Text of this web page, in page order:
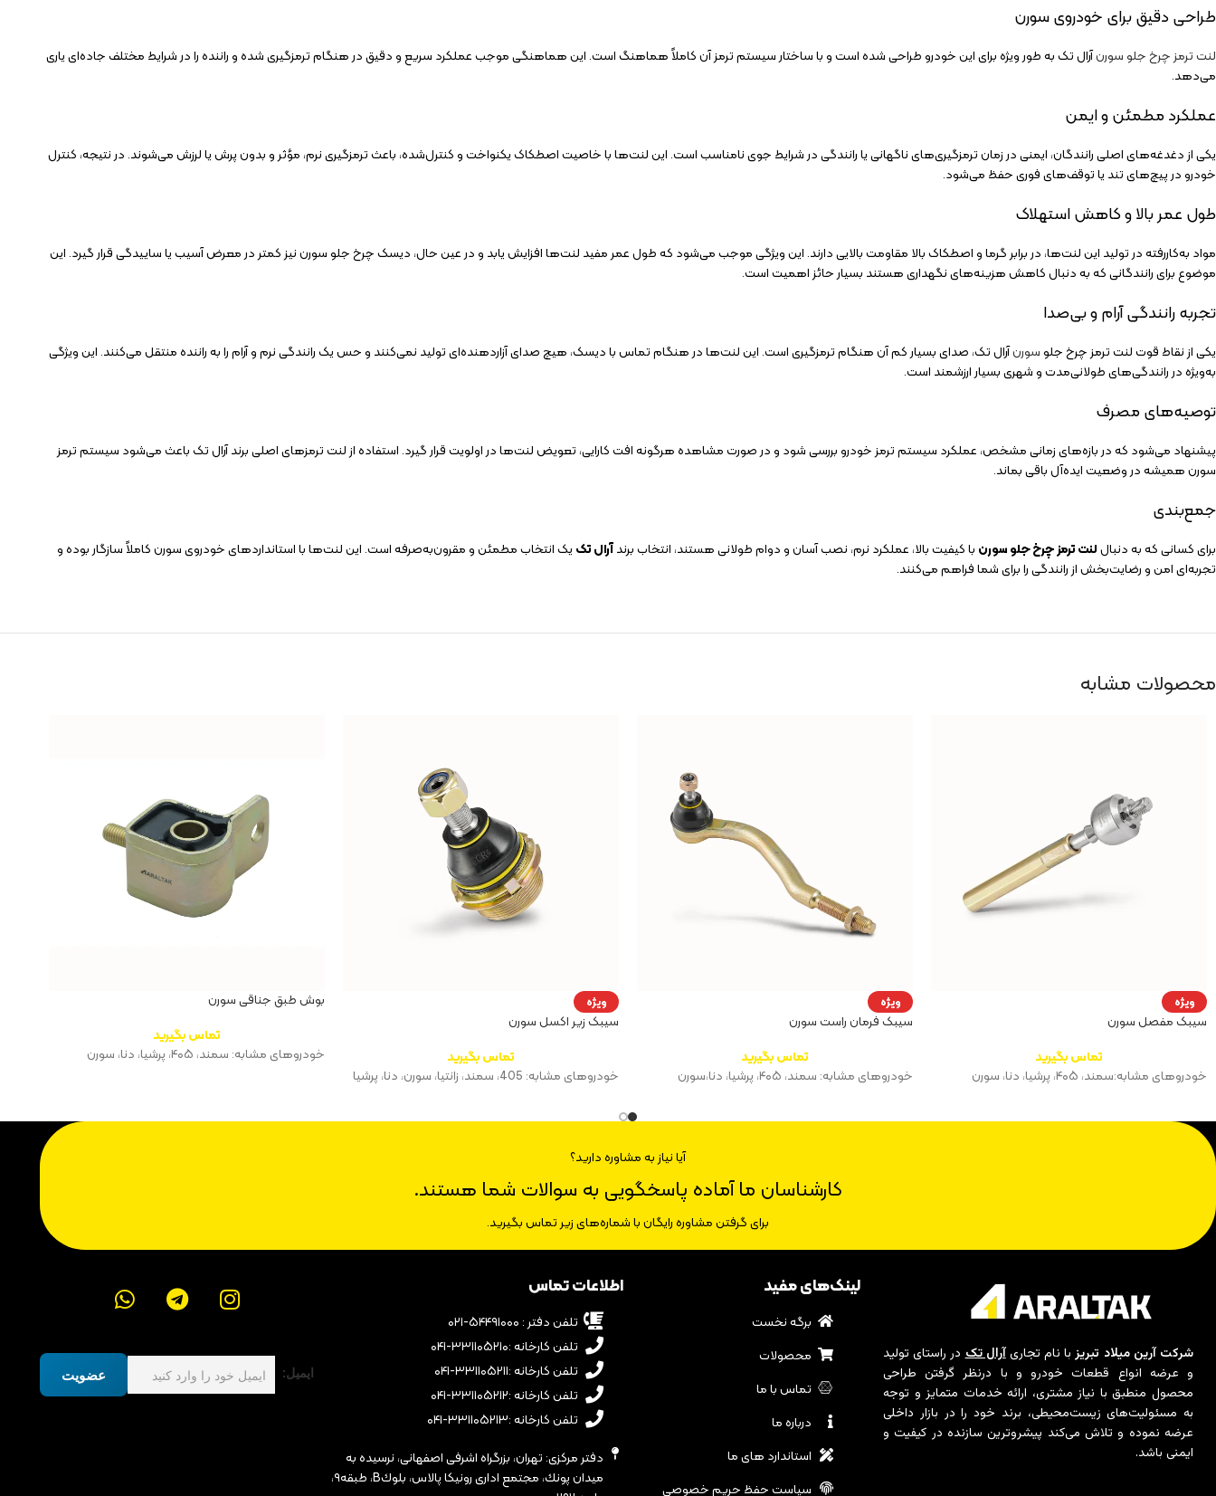
طراحی دقیق برای خودروی سورن
لنت ترمز چرخ جلو سورنآرال تک به طور ویژه برای این خودرو طراحی شده است و با ساختار سیستم ترمز آن کاملاً هماهنگ است. این هماهنگی موجب عملکرد سریع و دقیق در هنگام ترمزگیری شده و راننده را در شرایط مختلف جاده‌ای یاری
می‌دهد.
عملکرد مطمئن و ایمن
یکی از دغدغه‌های اصلی رانندگان، ایمنی در زمان ترمزگیری‌های ناگهانی یا رانندگی در شرایط جوی نامناسب است. این لنت‌ها با خاصیت اصطکاک یکنواخت و کنترل‌شده، باعث ترمزگیری نرم، مؤثر و بدون پرش یا لرزش می‌شوند. در نتیجه، کنترل
خودرو در پیچ‌های تند یا توقف‌های فوری حفظ می‌شود.
طول عمر بالا و کاهش استهلاک
مواد به‌کاررفته در تولید این لنت‌ها، در برابر گرما و اصطکاک بالا مقاومت بالایی دارند. این ویژگی موجب می‌شود که طول عمر مفید لنت‌ها افزایش یابد و در عین حال، دیسک چرخ جلو سورن نیز کمتر در معرض آسیب یا ساییدگی قرار گیرد. این
موضوع برای رانندگانی که به دنبال کاهش هزینه‌های نگهداری هستند بسیار حائز اهمیت است.
تجربه رانندگی آرام و بی‌صدا
یکی از نقاط قوت لنت ترمز چرخ جلوسورنآرال تک، صدای بسیار کم آن هنگام ترمزگیری است. این لنت‌ها در هنگام تماس با دیسک، هیچ صدای آزاردهنده‌ای تولید نمی‌کنند و حس یک رانندگی نرم و آرام را به راننده منتقل می‌کنند. این ویژگی
به‌ویژه در رانندگی‌های طولانی‌مدت و شهری بسیار ارزشمند است.
توصیه‌های مصرف
پیشنهاد می‌شود که در بازه‌های زمانی مشخص، عملکرد سیستم ترمز خودرو بررسی شود و در صورت مشاهده هرگونه افت کارایی، تعویض لنت‌ها در اولویت قرار گیرد. استفاده از لنت ترمزهای اصلی برند آرال تک باعث می‌شود سیستم ترمز
سورن همیشه در وضعیت ایده‌آل باقی بماند.
جمع‌بندی
برای کسانی که به دنباللنت ترمز چرخ جلو سورن با کیفیت بالا، عملکرد نرم، نصب آسان و دوام طولانی هستند، انتخاب برندآرال تک یک انتخاب مطمئن و مقرون‌به‌صرفه است. این لنت‌ها با استانداردهای خودروی سورن کاملاً سازگار بوده و
تجربه‌ای امن و رضایت‌بخش از رانندگی را برای شما فراهم می‌کنند.
محصولات مشابه
ویژه
سیبک مفصل سورن
تماس بگیرید
خودروهای مشابه:سمند، ۴۰۵، پرشیا، دنا، سورن
ویژه
سیبک فرمان راست سورن
تماس بگیرید
خودروهای مشابه: سمند، ۴۰۵، پرشیا، دنا،سورن
ویژه
سیبک زیر اکسل سورن
تماس بگیرید
خودروهای مشابه: 405، سمند، زانتیا، سورن، دنا، پرشیا
بوش طبق جناقی سورن
تماس بگیرید
خودروهای مشابه: سمند، ۴۰۵، پرشیا، دنا، سورن
آیا نیاز به مشاوره دارید؟
کارشناسان ما آماده پاسخگویی به سوالات شما هستند.
برای گرفتن مشاوره رایگان با شماره‌های زیر تماس بگیرید.
شرکت آرین میلاد تبریزبا نام تجاریآرال تکدر راستای تولید
و عرضه انواع قطعات خودرو و با درنظر گرفتن طراحی
محصول منطبق با نیاز مشتری، ارائه خدمات متمایز و توجه
به مسئولیت‌های زیست‌محیطی، برند خود را در بازار داخلی
عرضه نموده و تلاش می‌کند پیشروترین سازنده در کیفیت و
ایمنی باشد.
لینک‌های مفید
برگه نخست
محصولات
تماس با ما
درباره ما
استاندارد های ما
سیاست حفظ حریم خصوصی
اطلاعات تماس
تلفن دفتر : ۵۴۴۹۱۰۰۰-۰۲۱
تلفن کارخانه :۳۳۱۱۰۵۲۱۰-۰۴۱
تلفن کارخانه :۳۳۱۱۰۵۲۱۱-۰۴۱
تلفن کارخانه :۳۳۱۱۰۵۲۱۲-۰۴۱
تلفن کارخانه :۳۳۱۱۰۵۲۱۳-۰۴۱
دفتر مرکزی: تهران، بزرگراه اشرفى اصفهانى، نرسيده به
ميدان پونك، مجتمع ادارى رونيكا پالاس، بلوكB، طبقه٩،
ایمیل: عضویت